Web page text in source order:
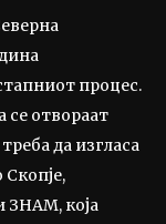
процес.
се отвораат
да изгласа
која